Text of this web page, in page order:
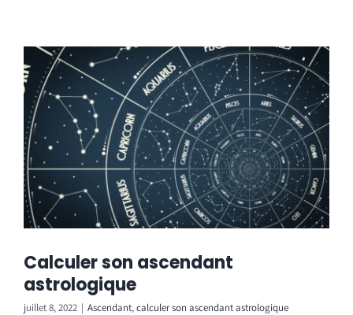
Calculer son ascendant
astrologique
juillet 8, 2022 | Ascendant,calculer son ascendant astrologique